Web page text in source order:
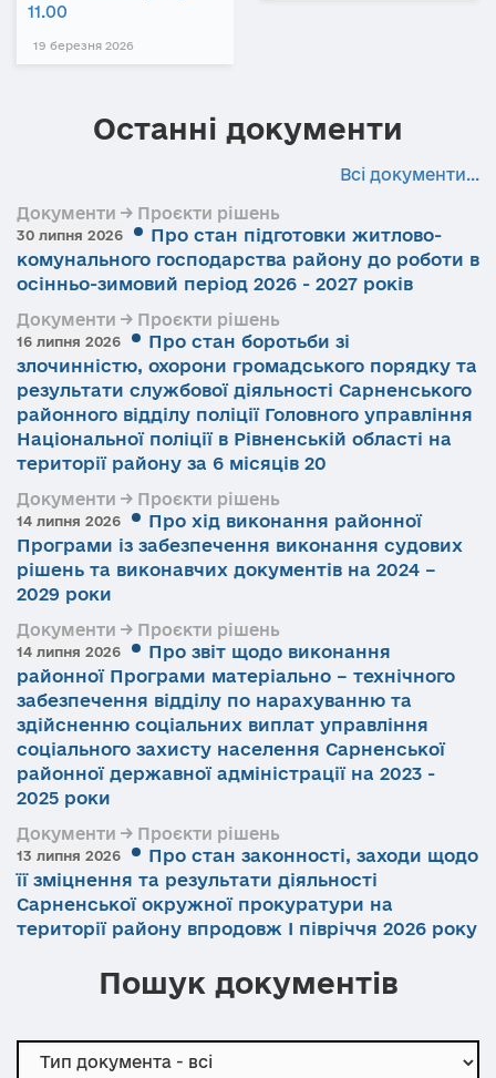
11.00
19 березня 2026
Останні документи
Всі документи...
Документи → Проєкти рішень
30 липня 2026
Про стан підготовки житлово-
комунального господарства району до роботи в
осінньо-зимовий період 2026 - 2027 років
Документи → Проєкти рішень
16 липня 2026
Про стан боротьби зі
злочинністю, охорони громадського порядку та
результати службової діяльності Сарненського
районного відділу поліції Головного управління
Національної поліції в Рівненській області на
території району за 6 місяців 20
Документи → Проєкти рішень
14 липня 2026
Про хід виконання районної
Програми із забезпечення виконання судових
рішень та виконавчих документів на 2024 –
2029 роки
Документи → Проєкти рішень
14 липня 2026
Про звіт щодо виконання
районної Програми матеріально – технічного
забезпечення відділу по нарахуванню та
здійсненню соціальних виплат управління
соціального захисту населення Сарненської
районної державної адміністрації на 2023 -
2025 роки
Документи → Проєкти рішень
13 липня 2026
Про стан законності, заходи щодо
її зміцнення та результати діяльності
Сарненської окружної прокуратури на
території району впродовж І півріччя 2026 року
Пошук документів